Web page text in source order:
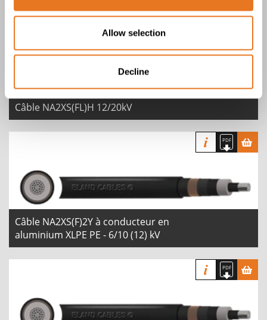
Allow selection
Decline
Câble NA2XS(FL)H 12/20kV
Câble NA2XS(F)2Y à conducteur en
aluminium XLPE PE - 6/10 (12) kV